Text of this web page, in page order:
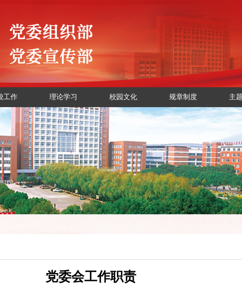
工作 理论学习 校园文化 规章制度 主
党委会工作职责